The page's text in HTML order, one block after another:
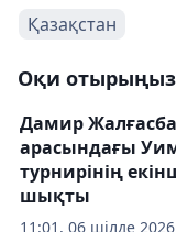
Қазақстан
Оқи отырыңыз
11:01, 06 шілде 2026
Дамир
арасындағы
турнирінің
шықты